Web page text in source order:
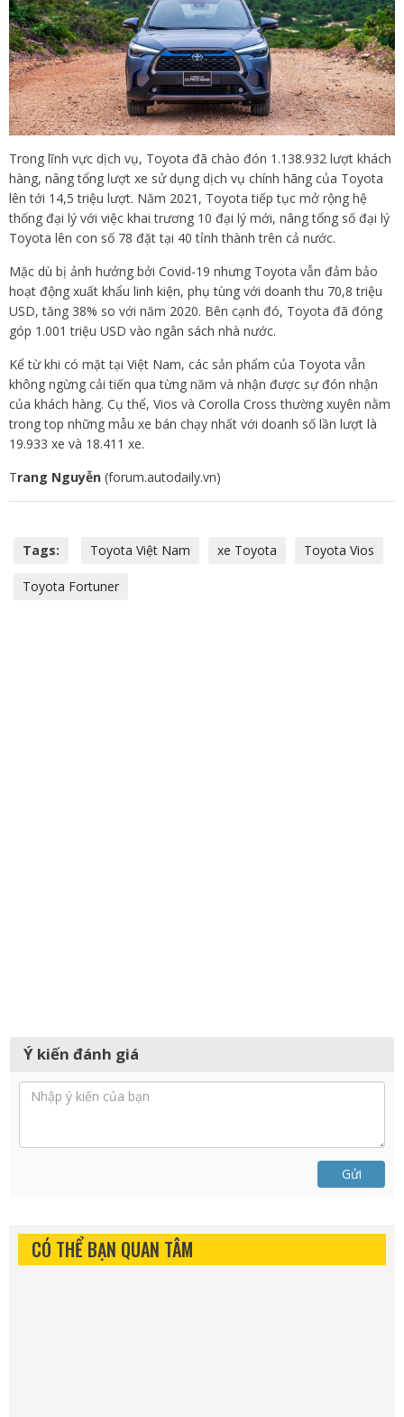
Trong lĩnh vực dịch vụ, Toyota đã chào đón 1.138.932 lượt khách
hàng, nâng tổng lượt xe sử dụng dịch vụ chính hãng của Toyota
lên tới 14,5 triệu lượt. Năm 2021, Toyota tiếp tục mở rộng hệ
thống đại lý với việc khai trương 10 đại lý mới, nâng tổng số đại lý
Toyota lên con số 78 đặt tại 40 tỉnh thành trên cả nước.
Mặc dù bị ảnh hưởng bởi Covid-19 nhưng Toyota vẫn đảm bảo
hoạt động xuất khẩu linh kiện, phụ tùng với doanh thu 70,8 triệu
USD, tăng 38% so với năm 2020. Bên cạnh đó, Toyota đã đóng
góp 1.001 triệu USD vào ngân sách nhà nước.
Kể từ khi có mặt tại Việt Nam, các sản phẩm của Toyota vẫn
không ngừng cải tiến qua từng năm và nhận được sự đón nhận
của khách hàng. Cụ thể, Vios và Corolla Cross thường xuyên nằm
trong top những mẫu xe bán chạy nhất với doanh số lần lượt là
19.933 xe và 18.411 xe.
Trang Nguyễn (forum.autodaily.vn)
Tags: Toyota Việt Nam xe Toyota Toyota Vios
Toyota Fortuner
Ý kiến đánh giá
Gửi
CÓ THỂ BẠN QUAN TÂM